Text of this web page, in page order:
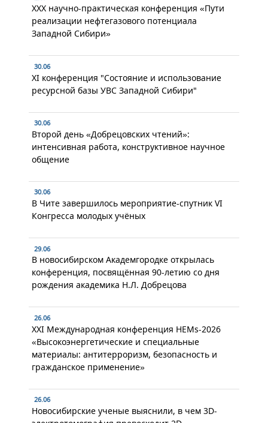
XXX научно-практическая конференция «Пути
реализации нефтегазового потенциала
Западной Сибири»
30.06
XI конференция "Состояние и использование
ресурсной базы УВС Западной Сибири"
30.06
Второй день «Добрецовских чтений»:
интенсивная работа, конструктивное научное
общение
30.06
В Чите завершилось мероприятие-спутник VI
Конгресса молодых учёных
29.06
В новосибирском Академгородке открылась
конференция, посвящённая 90-летию со дня
рождения академика Н.Л. Добрецова
26.06
XXI Международная конференция HEMs-2026
«Высокоэнергетические и специальные
материалы: антитерроризм, безопасность и
гражданское применение»
26.06
Новосибирские ученые выяснили, в чем 3D-